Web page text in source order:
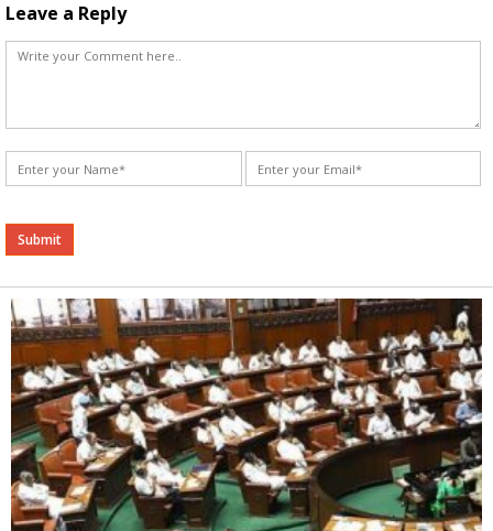
Leave a Reply
Alternative: